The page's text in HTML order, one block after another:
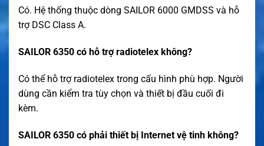
Có. Hệ thống thuộc dòng SAILOR 6000 GMDSS và hỗ
trợ DSC Class A.
SAILOR 6350 có hỗ trợ radiotelex không?
Có thể hỗ trợ radiotelex trong cấu hình phù hợp. Người
dùng cần kiểm tra tùy chọn và thiết bị đầu cuối đi
kèm.
SAILOR 6350 có phải thiết bị Internet vệ tinh không?